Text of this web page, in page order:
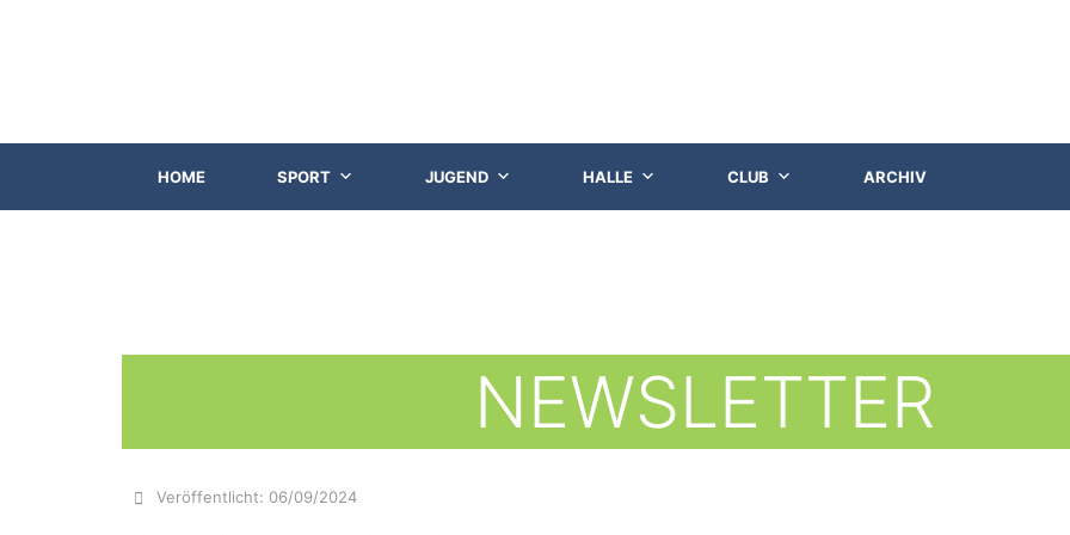
HOME SPORT JUGEND HALLE CLUB ARCHIV
NEWSLETTER
Veröffentlicht: 06/09/2024